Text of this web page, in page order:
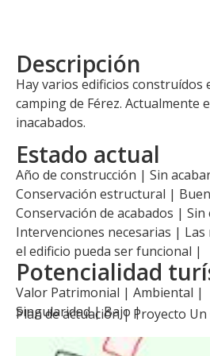
Descripción
Hay varios edificios construídos
camping de Férez. Actualmente
inacabados.
Estado actual
Año de construcción | Sin
Conservación estructural |
Conservación de acabados |
Intervenciones necesarias | Las
el edificio pueda ser funcional |
Potencialidad
Valor Patrimonial | Ambiental |
Singularidad | Bajo |
Plan de actuación | Proyecto Un